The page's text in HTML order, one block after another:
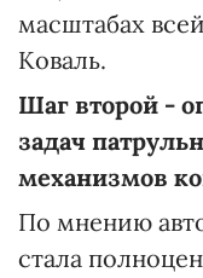
масштабах
Коваль.
Шаг второй -
задач
механизмов
По мнению
стала